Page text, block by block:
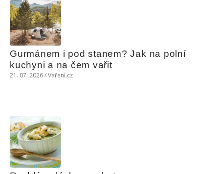
Gurmánem i pod stanem? Jak na polní
kuchyni a na čem vařit
21. 07. 2026 / Vaření.cz